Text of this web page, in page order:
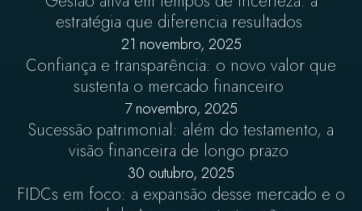
estratégia que diferencia resultados
21 novembro, 2025
Confiança e transparência: o novo valor que
sustenta o mercado financeiro
7 novembro, 2025
Sucessão patrimonial: além do testamento, a
visão financeira de longo prazo
30 outubro, 2025
FIDCs em foco: a expansão desse mercado e o